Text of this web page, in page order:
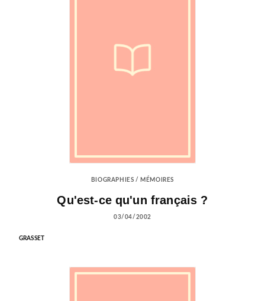
BIOGRAPHIES / MÉMOIRES
Qu'est-ce qu'un français ?
03/04/2002
GRASSET